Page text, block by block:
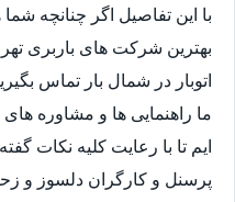
با این تفاصیل اگر چنانچه
بهترین شرکت های باربری
اتوبار در شمال بار تماس
ما راهنمایی ها و مشاوره های
ایم تا با رعایت کلیه نکات
پرسنل و کارگران دلسوز و